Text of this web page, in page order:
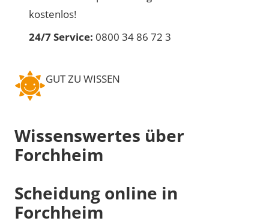
kostenlos!
24/7 Service: 0800 34 86 72 3
GUT ZU WISSEN
Wissenswertes über
Forchheim
Scheidung online in
Forchheim